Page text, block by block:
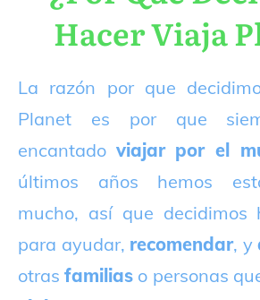
Hacer Viaja
La razón por que
Planet es por que
encantado viajar por el
últimos años hemos
mucho, así que decidimos
para ayudar, recomendar, y
otrasfamilias o personas